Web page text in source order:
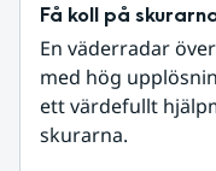
Få koll på
En väderradar
med hög
ett värdefullt
skurarna.